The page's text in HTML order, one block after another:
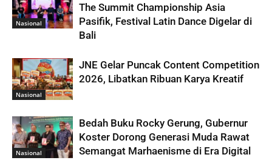
Nasional
The Summit Championship Asia
Pasifik, Festival Latin Dance Digelar di
Bali
Nasional
JNE Gelar Puncak Content Competition
2026, Libatkan Ribuan Karya Kreatif
Nasional
Bedah Buku Rocky Gerung, Gubernur
Koster Dorong Generasi Muda Rawat
Semangat Marhaenisme di Era Digital